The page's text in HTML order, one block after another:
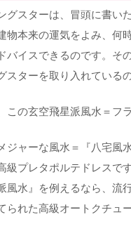
グスターは、冒頭に書い
物本来の運気をよみ、何
バイスできるのです。そ
スターを取り入れている
この玄空飛星派風水＝フ
ジャーな風水＝『八宅風
級プレタポルテドレスで
風水』を例えるなら、流
られた高級オートクチュ